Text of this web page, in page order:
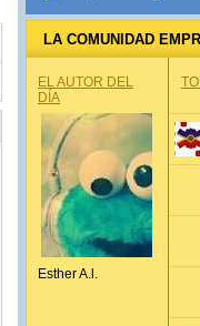
LA COMUNIDAD
EL AUTOR DEL
DÍA
Esther A.l.